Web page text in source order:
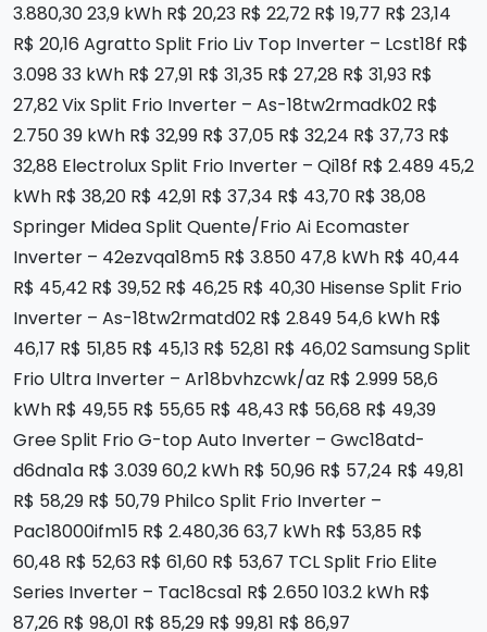
3.880,30 23,9 kWh R$ 20,23 R$ 22,72 R$ 19,77 R$ 23,14
R$ 20,16 Agratto Split Frio Liv Top Inverter – Lcst18f R$
3.098 33 kWh R$ 27,91 R$ 31,35 R$ 27,28 R$ 31,93 R$
27,82 Vix Split Frio Inverter – As-18tw2rmadk02 R$
2.750 39 kWh R$ 32,99 R$ 37,05 R$ 32,24 R$ 37,73 R$
32,88 Electrolux Split Frio Inverter – Qi18f R$ 2.489 45,2
kWh R$ 38,20 R$ 42,91 R$ 37,34 R$ 43,70 R$ 38,08
Springer Midea Split Quente/Frio Ai Ecomaster
Inverter – 42ezvqa18m5 R$ 3.850 47,8 kWh R$ 40,44
R$ 45,42 R$ 39,52 R$ 46,25 R$ 40,30 Hisense Split Frio
Inverter – As-18tw2rmatd02 R$ 2.849 54,6 kWh R$
46,17 R$ 51,85 R$ 45,13 R$ 52,81 R$ 46,02 Samsung Split
Frio Ultra Inverter – Ar18bvhzcwk/az R$ 2.999 58,6
kWh R$ 49,55 R$ 55,65 R$ 48,43 R$ 56,68 R$ 49,39
Gree Split Frio G-top Auto Inverter – Gwc18atd-
d6dna1a R$ 3.039 60,2 kWh R$ 50,96 R$ 57,24 R$ 49,81
R$ 58,29 R$ 50,79 Philco Split Frio Inverter –
Pac18000ifm15 R$ 2.480,36 63,7 kWh R$ 53,85 R$
60,48 R$ 52,63 R$ 61,60 R$ 53,67 TCL Split Frio Elite
Series Inverter – Tac18csa1 R$ 2.650 103.2 kWh R$
87,26 R$ 98,01 R$ 85,29 R$ 99,81 R$ 86,97